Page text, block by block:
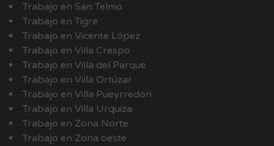
Trabajo en San Telmo
Trabajo en Tigre
Trabajo en Vicente López
Trabajo en Villa Crespo
Trabajo en Villa del Parque
Trabajo en Villa Ortúzar
Trabajo en Villa Pueyrredón
Trabajo en Villa Urquiza
Trabajo en Zona Norte
Trabajo en Zona oeste